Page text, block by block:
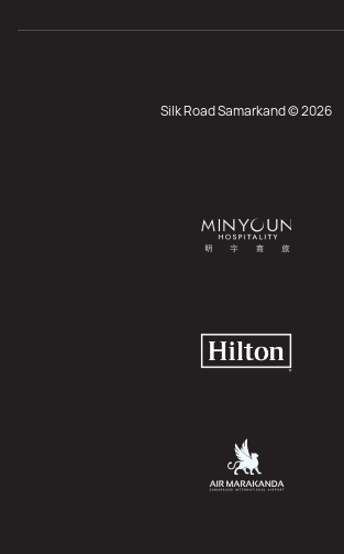
Silk Road Samarkand © 2026